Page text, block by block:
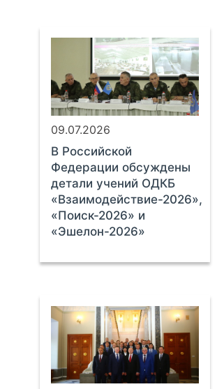
09.07.2026
В Российской
Федерации обсуждены
детали учений ОДКБ
«Взаимодействие-2026»,
«Поиск-2026» и
«Эшелон-2026»